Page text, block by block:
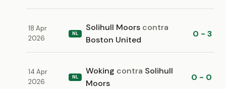
18 Apr
2026
NL
Solihull Moors contra
Boston United
0 - 3
14 Apr
2026
NL
Woking contra Solihull
Moors
0 - 0